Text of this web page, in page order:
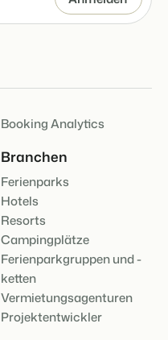
Booking Analytics
Branchen
Ferienparks
Hotels
Resorts
Campingplätze
Ferienparkgruppen und -
ketten
Vermietungsagenturen
Projektentwickler